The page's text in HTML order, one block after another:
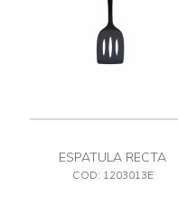
ESPATULA RECTA
COD: 1203013E